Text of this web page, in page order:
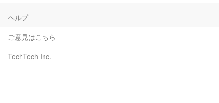
ヘルプ
ご意見はこちら
TechTech Inc.